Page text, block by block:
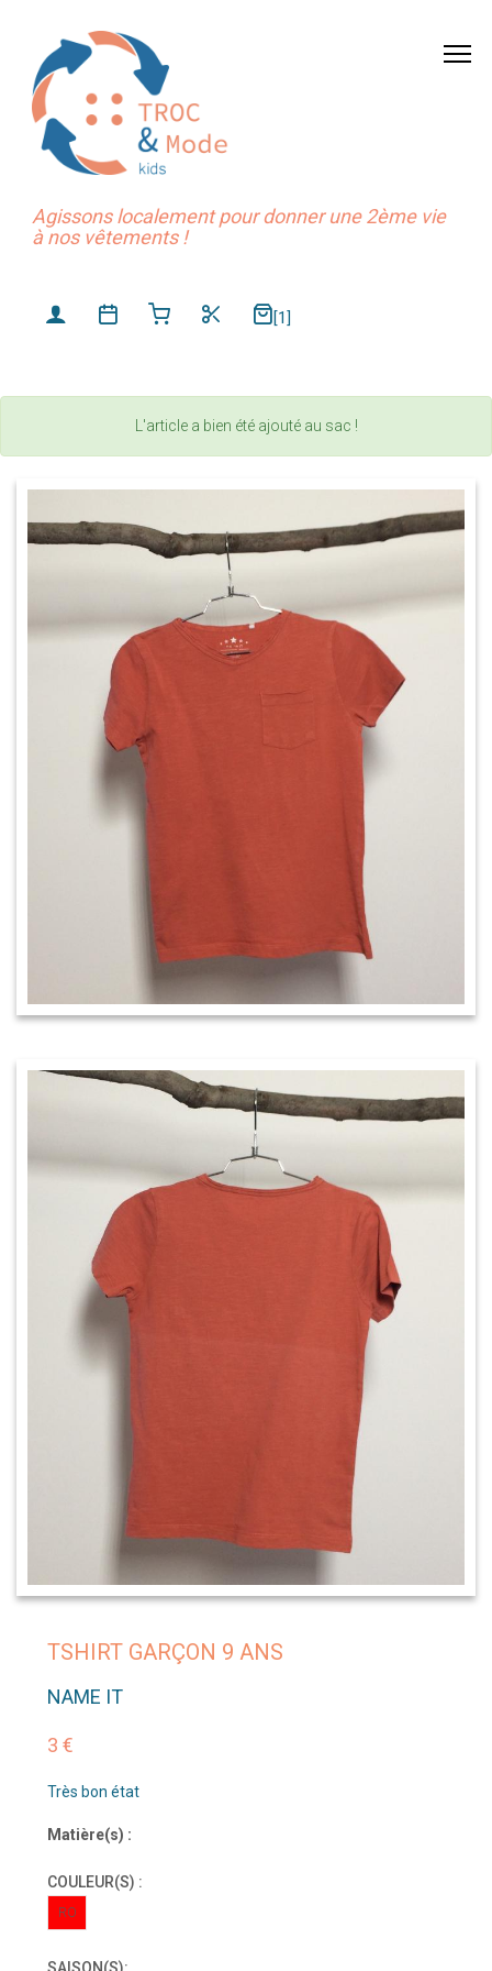
Agissons localement pour donner une 2ème vie
à nos vêtements !
[1]
L'article a bien été ajouté au sac !
TSHIRT GARÇON 9 ANS
NAME IT
3 €
Très bon état
Matière(s) :
COULEUR(S) :
RO